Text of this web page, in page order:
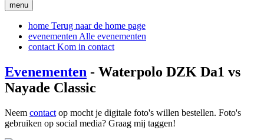
menu
home Terug naar de home page
evenementen Alle evenementen
contact Kom in contact
Evenementen - Waterpolo DZK Da1 vs
Nayade Classic
Neem contact op mocht je digitale foto's willen bestellen. Foto's
gebruiken op social media? Graag mij taggen!